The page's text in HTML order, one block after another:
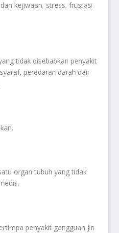
kejiwaan, stress, frustasi
tidak disebabkan penyakit
peredaran darah dan
organ tubuh yang tidak
penyakit gangguan jin